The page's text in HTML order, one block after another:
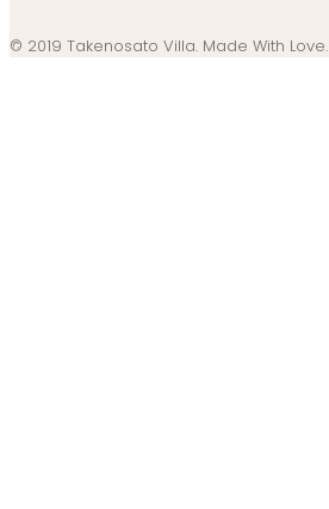
© 2019 Takenosato Villa. Made With Love.